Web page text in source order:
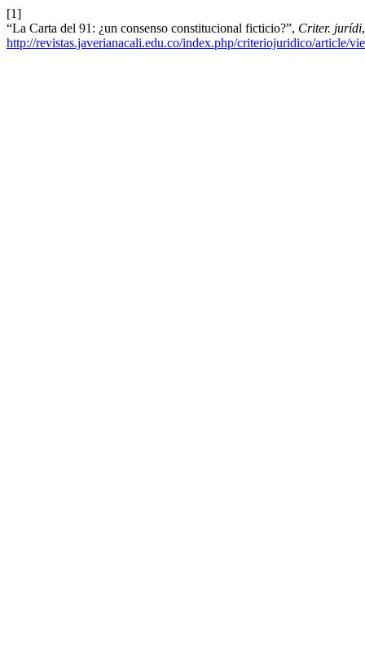
[1]
“La Carta del 91: ¿un consenso constitucional ficticio?”, Criter. jurídi
http://revistas.javerianacali.edu.co/index.php/criteriojuridico/article/